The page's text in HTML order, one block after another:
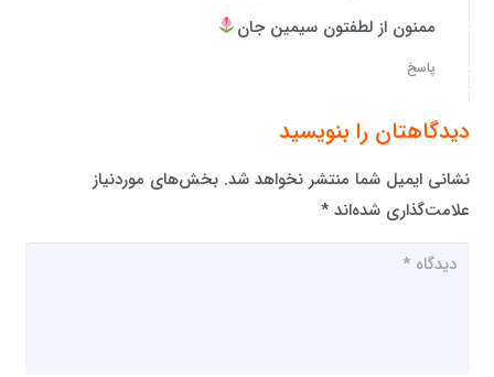
ممنون از لطفتون سیمین جان
پاسخ
دیدگاهتان را بنویسید
نشانی ایمیل شما منتشر نخواهد شد. بخش‌های موردنیاز
علامت‌گذاری شده‌اند*